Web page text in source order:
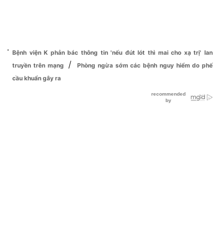
Bệnh viện K phản bác thông tin 'nếu đút lót thì mai cho xạ trị' lan
truyền trên mạng
/
Phòng ngừa sớm các bệnh nguy hiểm do phế
cầu khuẩn gây ra